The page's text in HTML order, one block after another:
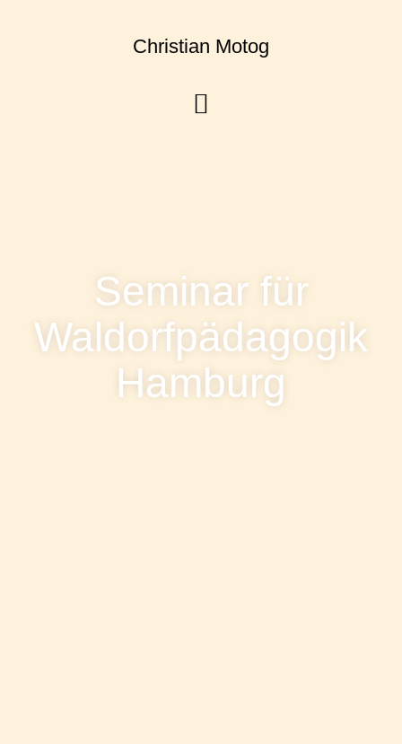
Christian Motog
Seminar für
Waldorfpädagogik
Hamburg